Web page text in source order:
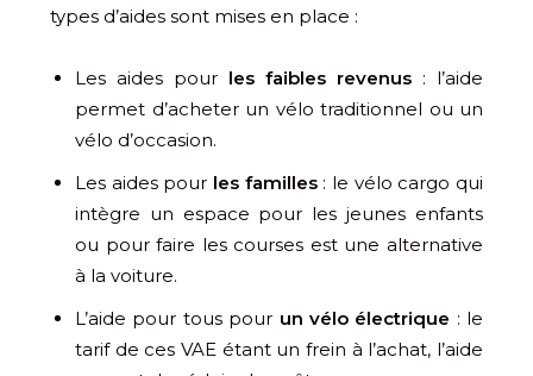
types d’aides sont mises en place :
Les aides pour les faibles revenus : l’aide
permet d’acheter un vélo traditionnel ou un
vélo d’occasion.
Les aides pour les familles: le vélo cargo qui
intègre un espace pour les jeunes enfants
ou pour faire les courses est une alternative
à la voiture.
L’aide pour tous pour un vélo électrique : le
tarif de ces VAE étant un frein à l’achat, l’aide